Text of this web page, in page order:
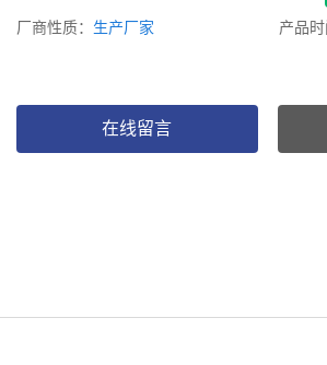
厂商性质： 生产厂家 产品时
在线留言